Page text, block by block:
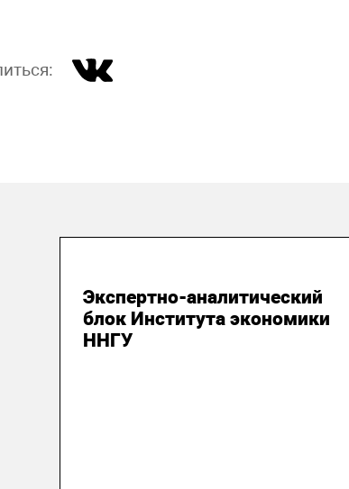
Экспертно-аналитический
блок Института экономики
ННГУ